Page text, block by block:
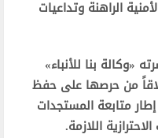
الراهنة وتداعيات
«وكالة بنا للأنباء»
من حرصها على حفظ
متابعة المستجدات
اللازمة.